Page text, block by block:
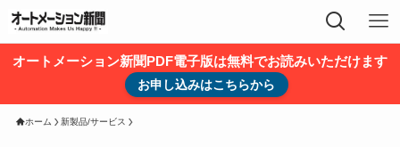
オートメーション新聞PDF電子版は無料でお読みいただけます
お申し込みはこちらから
ホーム 新製品/サービス